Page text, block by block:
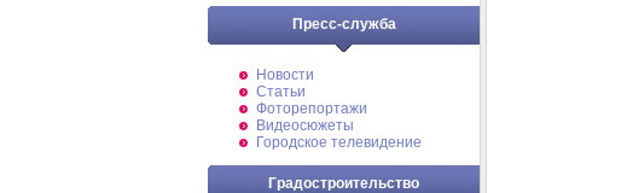
Пресс-служба
Новости
Статьи
Фоторепортажи
Видеосюжеты
Городское телевидение
Градостроительство